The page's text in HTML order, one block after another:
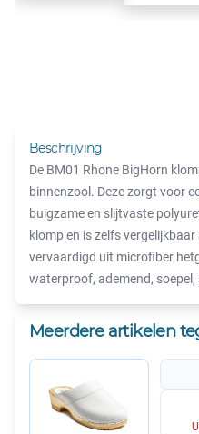
Beschrijving
De BM01 Rhone BigHorn
binnenzool. Deze zorgt voor
buigzame en slijtvaste
klomp en is zelfs
vervaardigd uit microfiber
waterproof, ademend, soepel,
Meerdere artikelen